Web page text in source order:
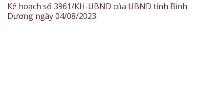
Kế hoạch số 3961/KH-UBND của UBND tỉnh Bình
Dương ngày 04/08/2023